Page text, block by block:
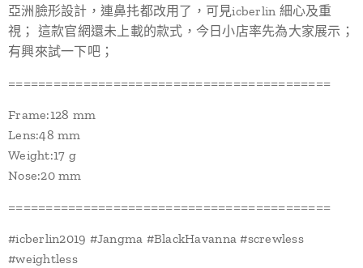
亞洲臉形設計，連鼻扥都改用了，可見icberlin 細心及重
視； 這款官網還未上載的款式，今日小店率先為大家展示；
有興來試一下吧；
===========================================
Frame:128 mm
Lens:48 mm
Weight:17 g
Nose:20 mm
===========================================
#icberlin2019 #Jangma #BlackHavanna #screwless
#weightless